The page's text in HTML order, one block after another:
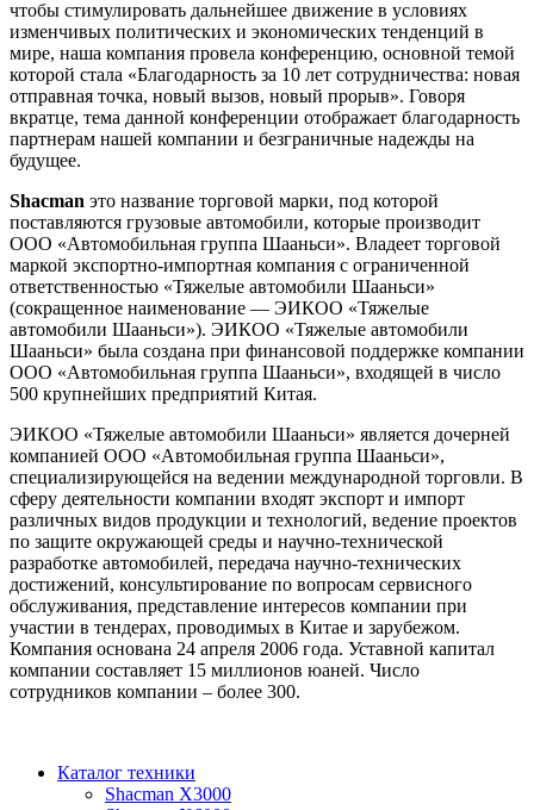
чтобы стимулировать дальнейшее движение в условиях
изменчивых политических и экономических тенденций в
мире, наша компания провела конференцию, основной темой
которой стала «Благодарность за 10 лет сотрудничества: новая
отправная точка, новый вызов, новый прорыв». Говоря
вкратце, тема данной конференции отображает благодарность
партнерам нашей компании и безграничные надежды на
будущее.
Shacman это название торговой марки, под которой
поставляются грузовые автомобили, которые производит
ООО «Автомобильная группа Шааньси». Владеет торговой
маркой экспортно-импортная компания с ограниченной
ответственностью «Тяжелые автомобили Шааньси»
(сокращенное наименование — ЭИКОО «Тяжелые
автомобили Шааньси»). ЭИКОО «Тяжелые автомобили
Шааньси» была создана при финансовой поддержке компании
ООО «Автомобильная группа Шааньси», входящей в число
500 крупнейших предприятий Китая.
ЭИКОО «Тяжелые автомобили Шааньси» является дочерней
компанией ООО «Автомобильная группа Шааньси»,
специализирующейся на ведении международной торговли. В
сферу деятельности компании входят экспорт и импорт
различных видов продукции и технологий, ведение проектов
по защите окружающей среды и научно-технической
разработке автомобилей, передача научно-технических
достижений, консультирование по вопросам сервисного
обслуживания, представление интересов компании при
участии в тендерах, проводимых в Китае и зарубежом.
Компания основана 24 апреля 2006 года. Уставной капитал
компании составляет 15 миллионов юаней. Число
сотрудников компании – более 300.
Каталог техники
Shacman X3000